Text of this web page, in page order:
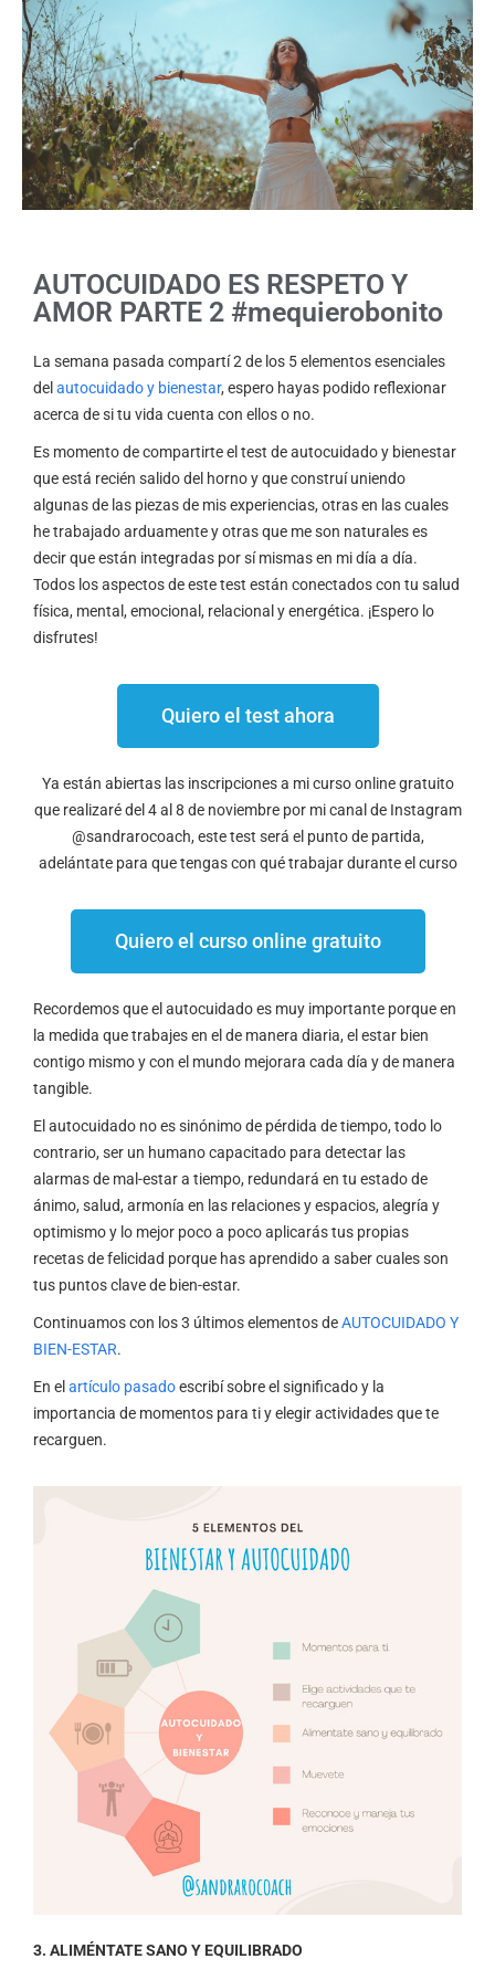
AUTOCUIDADO ES RESPETO Y
AMOR PARTE 2 #mequierobonito
La semana pasada compartí 2 de los 5 elementos esenciales
del autocuidado y bienestar, espero hayas podido reflexionar
acerca de si tu vida cuenta con ellos o no.
Es momento de compartirte el test de autocuidado y bienestar
que está recién salido del horno y que construí uniendo
algunas de las piezas de mis experiencias, otras en las cuales
he trabajado arduamente y otras que me son naturales es
decir que están integradas por sí mismas en mi día a día.
Todos los aspectos de este test están conectados con tu salud
física, mental, emocional, relacional y energética. ¡Espero lo
disfrutes!
Quiero el test ahora
Ya están abiertas las inscripciones a mi curso online gratuito
que realizaré del 4 al 8 de noviembre por mi canal de Instagram
@sandrarocoach, este test será el punto de partida,
adelántate para que tengas con qué trabajar durante el curso
Quiero el curso online gratuito
Recordemos que el autocuidado es muy importante porque en
la medida que trabajes en el de manera diaria, el estar bien
contigo mismo y con el mundo mejorara cada día y de manera
tangible.
El autocuidado no es sinónimo de pérdida de tiempo, todo lo
contrario, ser un humano capacitado para detectar las
alarmas de mal-estar a tiempo, redundará en tu estado de
ánimo, salud, armonía en las relaciones y espacios, alegría y
optimismo y lo mejor poco a poco aplicarás tus propias
recetas de felicidad porque has aprendido a saber cuales son
tus puntos clave de bien-estar.
Continuamos con los 3 últimos elementos deAUTOCUIDADO Y
BIEN-ESTAR.
En el artículo pasadoescribí sobre el significado y la
importancia de momentos para ti y elegir actividades que te
recarguen.
3. ALIMÉNTATE SANO Y EQUILIBRADO